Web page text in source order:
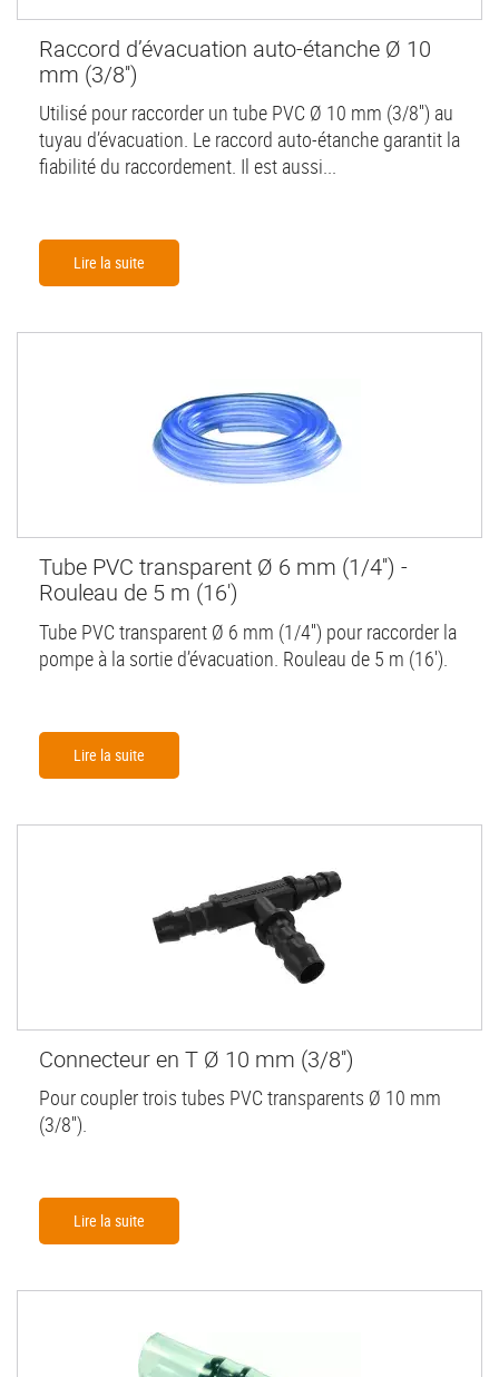
Raccord d’évacuation auto-étanche Ø 10
mm (3/8'')
Utilisé pour raccorder un tube PVC Ø 10 mm (3/8'') au
tuyau d’évacuation. Le raccord auto-étanche garantit la
fiabilité du raccordement. Il est aussi...
Lire la suite
Tube PVC transparent Ø 6 mm (1/4'') -
Rouleau de 5 m (16')
Tube PVC transparent Ø 6 mm (1/4'') pour raccorder la
pompe à la sortie d’évacuation. Rouleau de 5 m (16').
Lire la suite
Connecteur en T Ø 10 mm (3/8'')
Pour coupler trois tubes PVC transparents Ø 10 mm
(3/8'').
Lire la suite